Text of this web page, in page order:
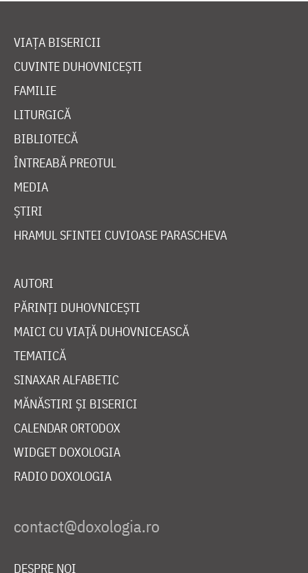
VIAȚA BISERICII
CUVINTE DUHOVNICEȘTI
FAMILIE
LITURGICĂ
BIBLIOTECĂ
ÎNTREABĂ PREOTUL
MEDIA
ȘTIRI
HRAMUL SFINTEI CUVIOASE PARASCHEVA
AUTORI
PĂRINȚI DUHOVNICEȘTI
MAICI CU VIAȚĂ DUHOVNICEASCĂ
TEMATICĂ
SINAXAR ALFABETIC
MĂNĂSTIRI ȘI BISERICI
CALENDAR ORTODOX
WIDGET DOXOLOGIA
RADIO DOXOLOGIA
DESPRE NOI